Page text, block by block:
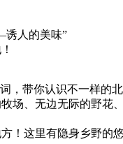
人的美味”
，带你认识不一样的
场、无边无际的野
！这里有隐身乡野